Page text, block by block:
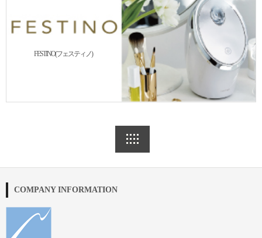
FESTINO(フェスティノ)
COMPANY INFORMATION